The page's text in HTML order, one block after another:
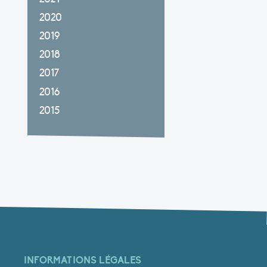
2020
2019
2018
2017
2016
2015
INFORMATIONS LÉGALES